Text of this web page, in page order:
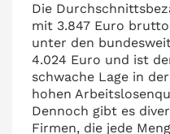
Die
mit 3.847 Euro
unter den
4.024 Euro und ist
schwache Lage in
hohen
Dennoch gibt es
Firmen, die jede